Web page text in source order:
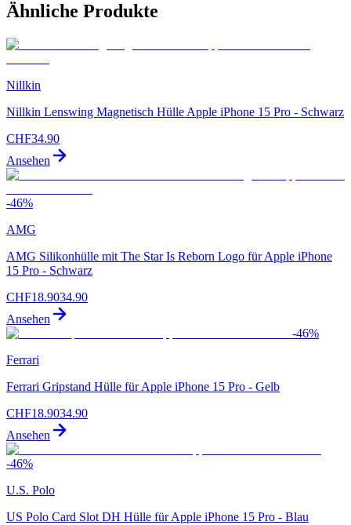
Ähnliche Produkte
Nillkin
Nillkin Lenswing Magnetisch Hülle Apple iPhone 15 Pro - Schwarz
CHF34.90
Ansehen
-46%
AMG
AMG Silikonhülle mit The Star Is Reborn Logo für Apple iPhone
15 Pro - Schwarz
CHF18.9034.90
Ansehen
-46%
Ferrari
Ferrari Gripstand Hülle für Apple iPhone 15 Pro - Gelb
CHF18.9034.90
Ansehen
-46%
U.S. Polo
US Polo Card Slot DH Hülle für Apple iPhone 15 Pro - Blau